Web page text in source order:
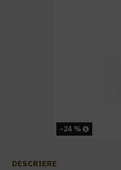
-24 %
DESCRIERE